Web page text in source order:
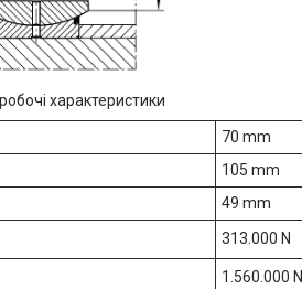
характеристики
70 mm
105 mm
49 mm
313.000 N
1.560.000 N